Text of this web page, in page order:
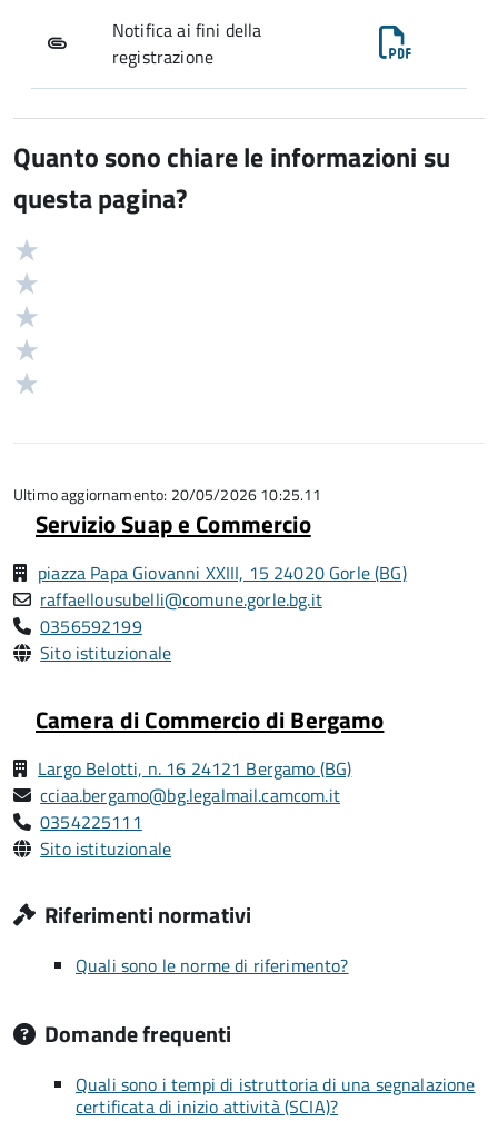
Notifica ai fini della
registrazione
Quanto sono chiare le informazioni su
questa pagina?
Valutazione
5
Ultimo aggiornamento: 20/05/2026 10:25.11
Servizio Suap e Commercio
piazza Papa Giovanni XXIII, 15 24020 Gorle (BG)
raffaellousubelli@comune.gorle.bg.it
0356592199
Sito istituzionale
Camera di Commercio di Bergamo
Largo Belotti, n. 16 24121 Bergamo (BG)
cciaa.bergamo@bg.legalmail.camcom.it
0354225111
Sito istituzionale
Riferimenti normativi
Quali sono le norme di riferimento?
Domande frequenti
Quali sono i tempi di istruttoria di una segnalazione
certificata di inizio attività (SCIA)?